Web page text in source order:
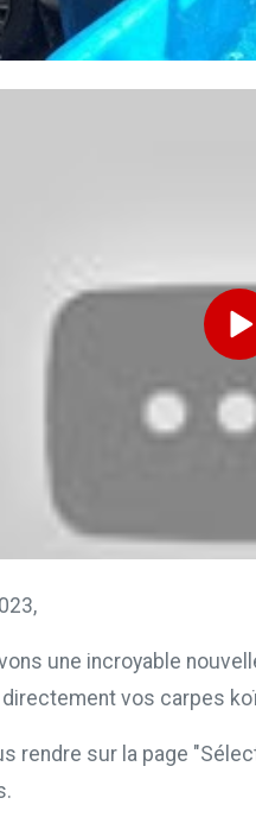
une incroyable
vos carpes
rendre sur la page